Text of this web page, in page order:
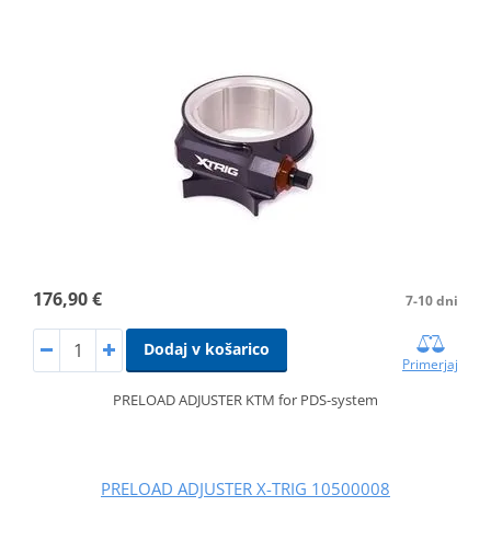
176,90 € 7-10 dni
Dodaj v košarico
Primerjaj
PRELOAD ADJUSTER KTM for PDS-system
PRELOAD ADJUSTER X-TRIG 10500008